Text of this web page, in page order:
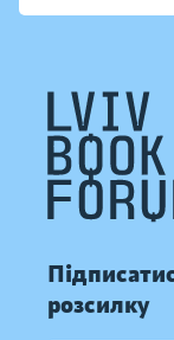
розсилку